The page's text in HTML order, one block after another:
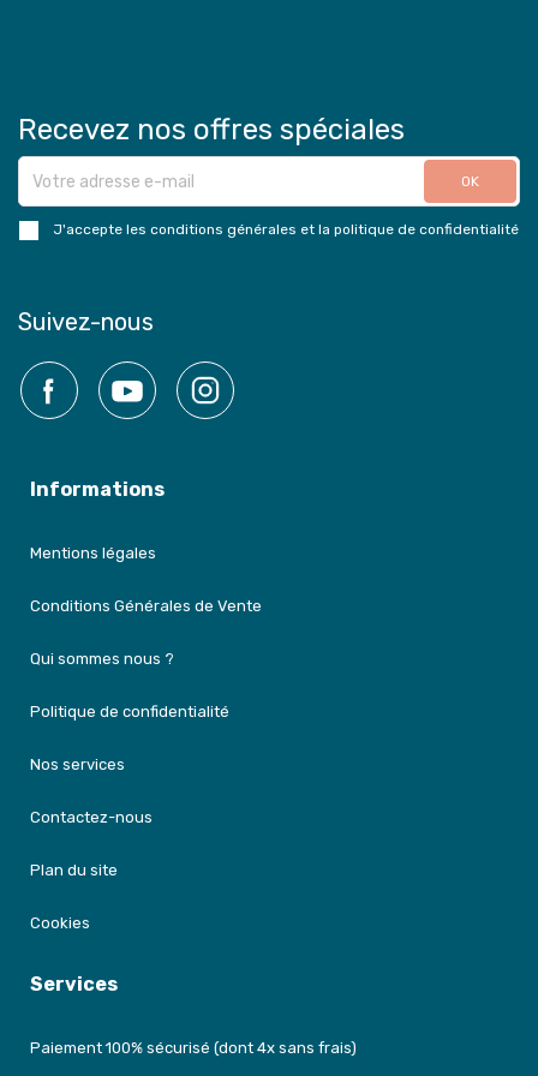
Recevez nos offres spéciales
J'accepte les conditions générales et la politique de confidentialité
Suivez-nous
Facebook YouTube
Informations
Mentions légales
Conditions Générales de Vente
Qui sommes nous ?
Politique de confidentialité
Nos services
Contactez-nous
Plan du site
Cookies
Services
Paiement 100% sécurisé (dont 4x sans frais)